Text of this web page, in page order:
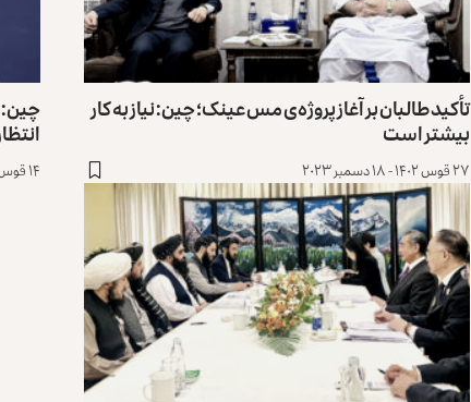
تأکید طالبان بر آغاز پروژه‌ی مس عینک؛ چین: نیاز به کار
بیشتر است
۲۷ قوس ۱۴۰۲ - ۱۸ دسمبر ۲۰۲۳
چین:
۱۴ قوس ۱۴۰۲ - ۵ دسمبر ۲۰۲۳